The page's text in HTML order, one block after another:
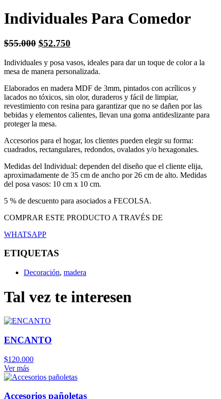
Individuales Para Comedor
$55.000 El
original
era:
$55.000.
$52.750
actual
es:
$52.750.
Individuales y posa vasos, ideales para dar un toque de color a la
mesa de manera personalizada.
Elaborados en madera MDF de 3mm, pintados con acrílicos y
lacados no tóxicos, sin olor, duraderos y fácil de limpiar,
revestimiento con resina para garantizar que no se dañen por las
bebidas y elementos calientes, llevan una goma antideslizante para
proteger la mesa.
Accesorios para el hogar, los clientes pueden elegir su forma:
cuadrados, rectangulares, redondos, ovalados y/o hexagonales.
Medidas del Individual: dependen del diseño que el cliente elija,
aproximadamente de 35 cm de ancho por 26 cm de alto. Medidas
del posa vasos: 10 cm x 10 cm.
5 % de descuento para asociados a FECOLSA.
COMPRAR ESTE PRODUCTO A TRAVÉS DE
WHATSAPP
ETIQUETAS
Decoración, madera
Tal vez te interesen
ENCANTO
$120.000
Ver más
Accesorios pañoletas